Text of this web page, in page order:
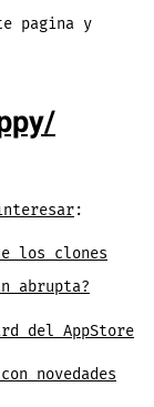
pagina y
:
los clones
abrupta?
del AppStore
novedades